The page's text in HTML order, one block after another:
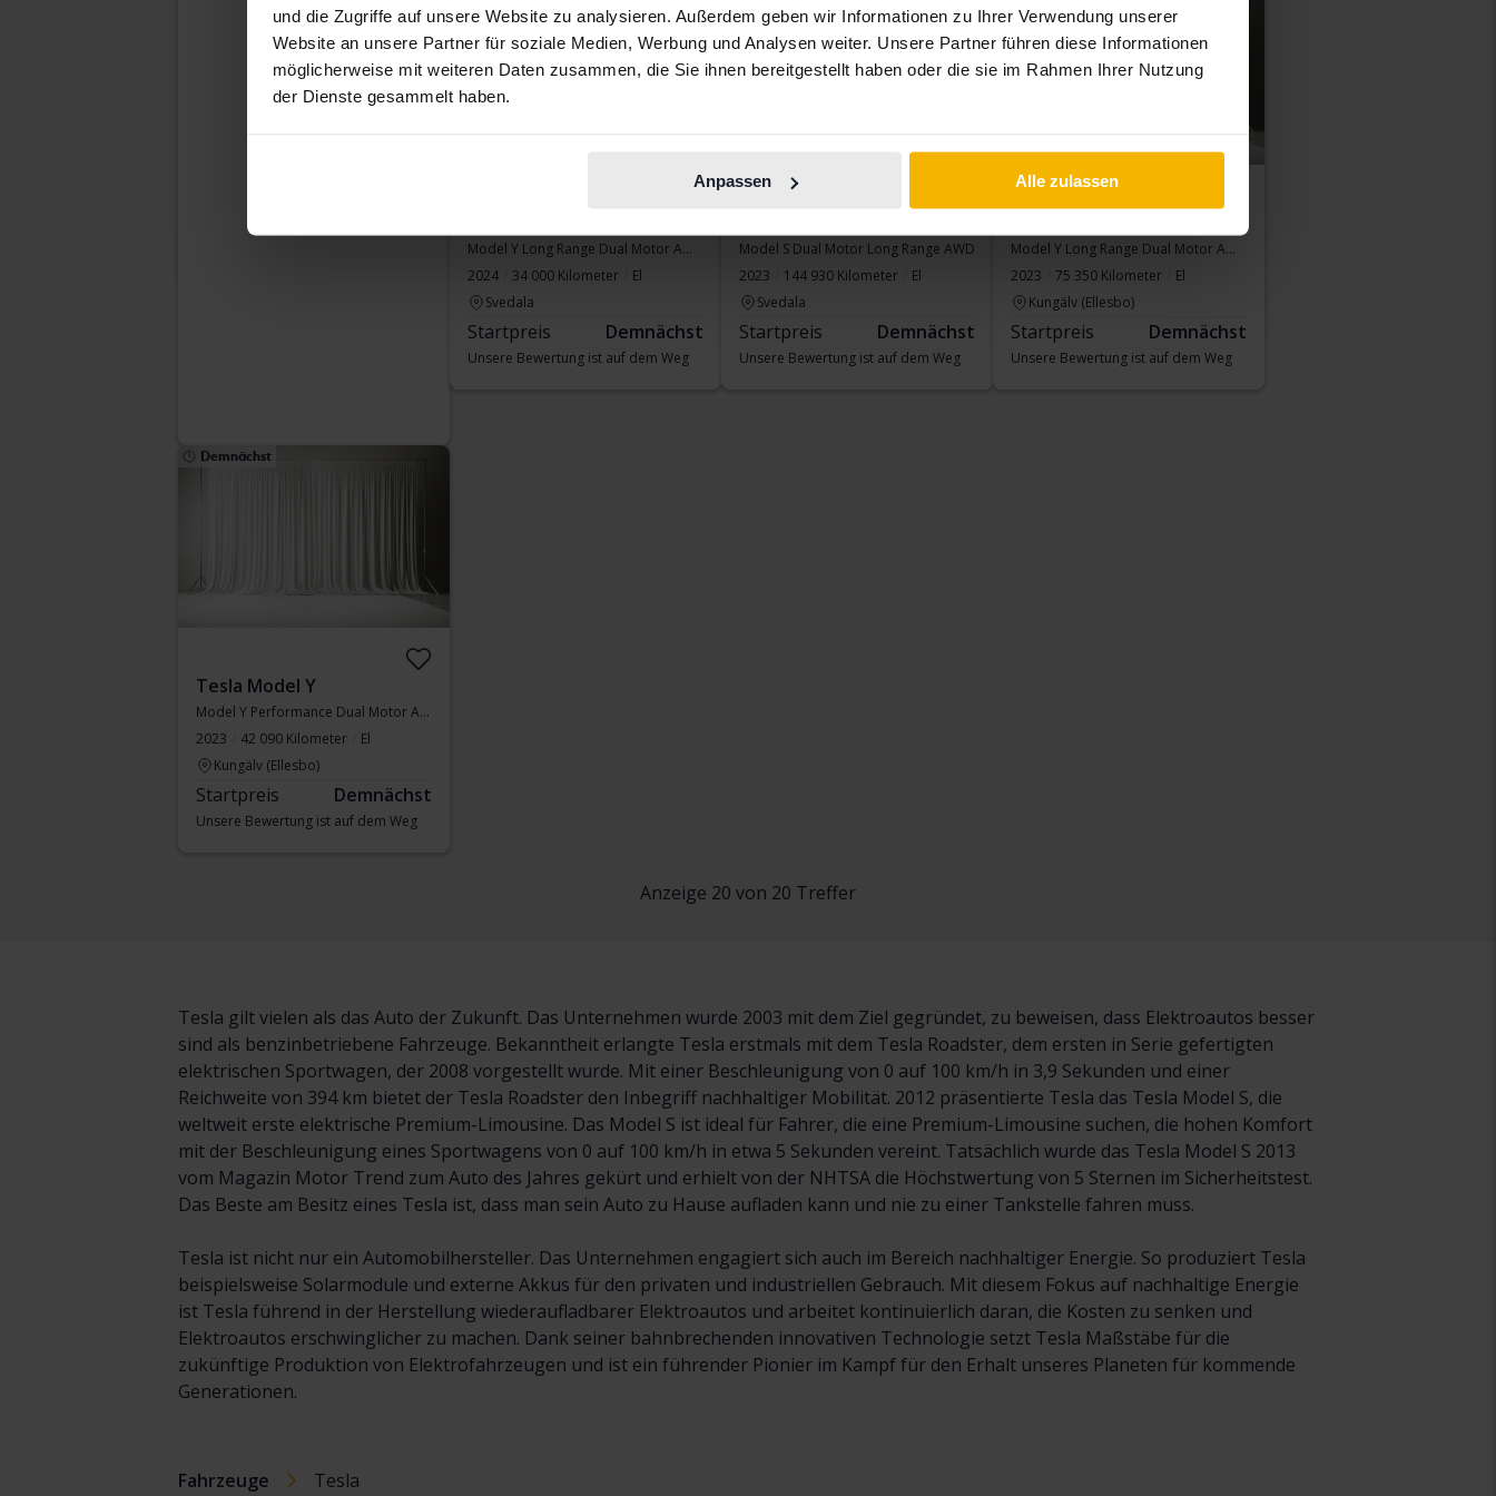
und die Zugriffe auf unsere Website zu analysieren. Außerdem geben wir Informationen zu Ihrer Verwendung unserer
Website an unsere Partner für soziale Medien, Werbung und Analysen weiter. Unsere Partner führen diese Informationen
möglicherweise mit weiteren Daten zusammen, die Sie ihnen bereitgestellt haben oder die sie im Rahmen Ihrer Nutzung
der Dienste gesammelt haben.
Anpassen Alle zulassen
Model Y Long Range Dual Motor AWD
2024
34 000 Kilometer
El
Svedala
Startpreis Demnächst
Unsere Bewertung ist auf dem Weg
Model S Dual Motor Long Range AWD
2023
144 930 Kilometer
El
Svedala
Startpreis Demnächst
Unsere Bewertung ist auf dem Weg
Model Y Long Range Dual Motor AWD
2023
75 350 Kilometer
El
Kungälv (Ellesbo)
Startpreis Demnächst
Unsere Bewertung ist auf dem Weg
Demnächst
Tesla Model Y
Model Y Performance Dual Motor AWD
2023
42 090 Kilometer
El
Kungälv (Ellesbo)
Startpreis Demnächst
Unsere Bewertung ist auf dem Weg
Anzeige 20 von 20 Treffer
Tesla gilt vielen als das Auto der Zukunft. Das Unternehmen wurde 2003 mit dem Ziel gegründet, zu beweisen, dass Elektroautos besser
sind als benzinbetriebene Fahrzeuge. Bekanntheit erlangte Tesla erstmals mit dem Tesla Roadster, dem ersten in Serie gefertigten
elektrischen Sportwagen, der 2008 vorgestellt wurde. Mit einer Beschleunigung von 0 auf 100 km/h in 3,9 Sekunden und einer
Reichweite von 394 km bietet der Tesla Roadster den Inbegriff nachhaltiger Mobilität. 2012 präsentierte Tesla das Tesla Model S, die
weltweit erste elektrische Premium-Limousine. Das Model S ist ideal für Fahrer, die eine Premium-Limousine suchen, die hohen Komfort
mit der Beschleunigung eines Sportwagens von 0 auf 100 km/h in etwa 5 Sekunden vereint. Tatsächlich wurde das Tesla Model S 2013
vom Magazin Motor Trend zum Auto des Jahres gekürt und erhielt von der NHTSA die Höchstwertung von 5 Sternen im Sicherheitstest.
Das Beste am Besitz eines Tesla ist, dass man sein Auto zu Hause aufladen kann und nie zu einer Tankstelle fahren muss.
Tesla ist nicht nur ein Automobilhersteller. Das Unternehmen engagiert sich auch im Bereich nachhaltiger Energie. So produziert Tesla
beispielsweise Solarmodule und externe Akkus für den privaten und industriellen Gebrauch. Mit diesem Fokus auf nachhaltige Energie
ist Tesla führend in der Herstellung wiederaufladbarer Elektroautos und arbeitet kontinuierlich daran, die Kosten zu senken und
Elektroautos erschwinglicher zu machen. Dank seiner bahnbrechenden innovativen Technologie setzt Tesla Maßstäbe für die
zukünftige Produktion von Elektrofahrzeugen und ist ein führender Pionier im Kampf für den Erhalt unseres Planeten für kommende
Generationen.
Fahrzeuge Tesla